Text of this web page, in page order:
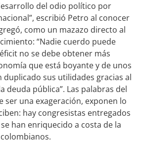
del odio político por
escribió Petro al conocer
como un mazazo directo al
“Nadie cuerdo puede
no se debe obtener más
que está boyante y de unos
duplicado sus utilidades gracias al
deuda pública”. Las palabras del
ser una exageración, exponen lo
hay congresistas entregados
han enriquecido a costa de la